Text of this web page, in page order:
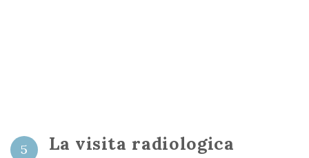
5 La visita radiologica